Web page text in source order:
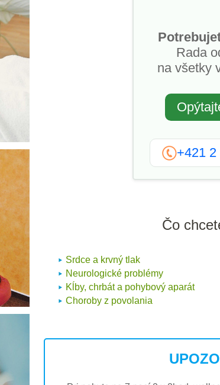
Rada
na všetky
+421
Čo
Srdce a krvný tlak
Neurologické problémy
Kĺby, chrbát a pohybový aparát
Choroby z povolania